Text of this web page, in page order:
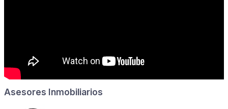
Asesores Inmobiliarios